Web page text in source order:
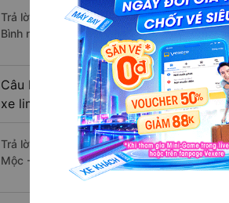
Trả lời: Tạm thời chưa đủ review để đánh
Bình nào ở tuyến đường này có chất lượng
Câu hỏi: Có loại xe Lệ Thủy - Quảng
xe limousine phòng đôi không?
Trả lời: Hiện tại chưa có nhà xe nào có loại
Mộc - Bà Rịa-Vũng Tàu.